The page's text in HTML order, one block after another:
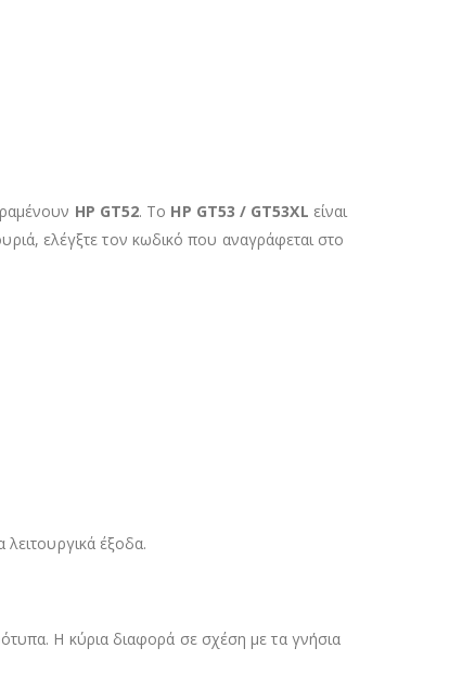
HP GT52. Το HP GT53 / GT53XL είναι
ελέγξτε τον κωδικό που αναγράφεται στο
έξοδα.
Η κύρια διαφορά σε σχέση με τα γνήσια